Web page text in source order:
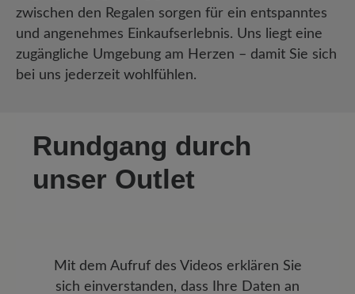
zwischen den Regalen sorgen für ein entspanntes
und angenehmes Einkaufserlebnis. Uns liegt eine
zugängliche Umgebung am Herzen – damit Sie sich
bei uns jederzeit wohlfühlen.
Rundgang durch
unser Outlet
Mit dem Aufruf des Videos erklären Sie
sich einverstanden, dass Ihre Daten an